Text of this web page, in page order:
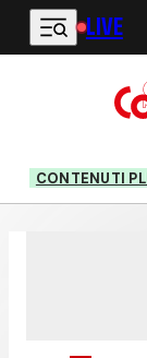
Vai al contenuto
LIVE
CONTENUTI